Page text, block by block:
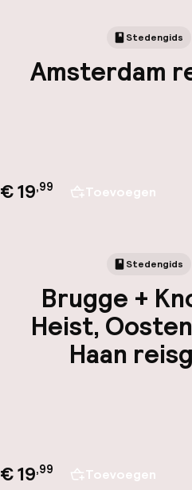
Stedengids
Amsterdam
€ 19,99 Toevoegen
Stedengids
Brugge +
Heist,
Haan
€ 19,99 Toevoegen